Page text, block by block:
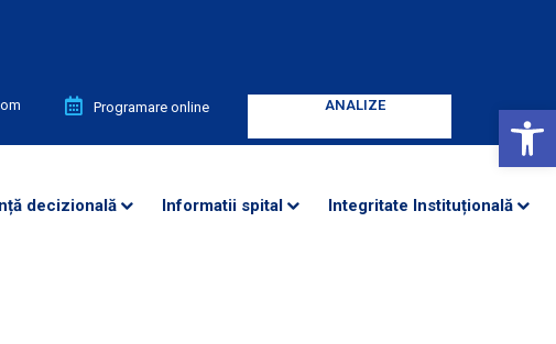
Deschide bara de unelte
Programare online
ANALIZE
decizională Informatii spital Integritate Instituțională